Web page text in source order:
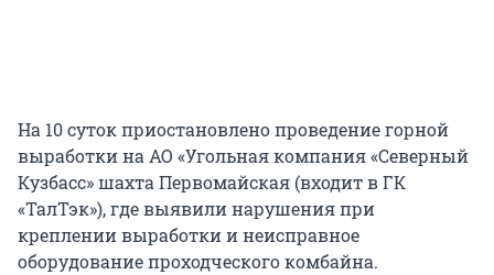
На 10 суток приостановлено проведение горной
выработки на АО «Угольная компания «Северный
Кузбасс» шахта Первомайская (входит в ГК
«ТалТэк»), где выявили нарушения при
креплении выработки и неисправное
оборудование проходческого комбайна.